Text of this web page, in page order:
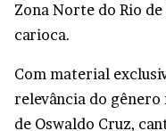
Zona Norte do Rio
carioca.
Com material
relevância do gênero
de Oswaldo Cruz,